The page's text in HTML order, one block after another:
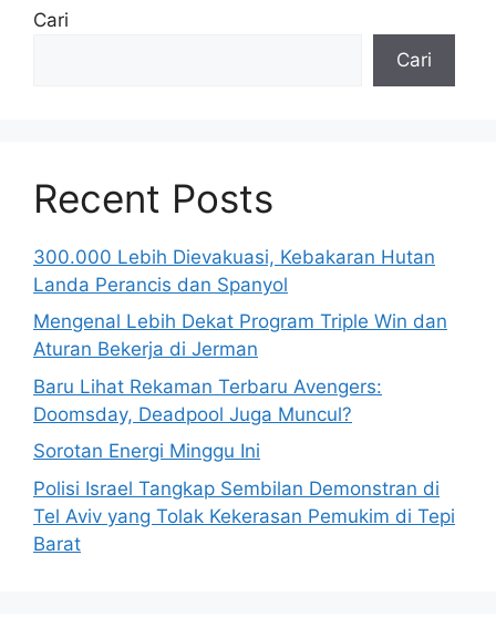
Cari
Cari
Recent Posts
300.000 Lebih Dievakuasi, Kebakaran Hutan
Landa Perancis dan Spanyol
Mengenal Lebih Dekat Program Triple Win dan
Aturan Bekerja di Jerman
Baru Lihat Rekaman Terbaru Avengers:
Doomsday, Deadpool Juga Muncul?
Sorotan Energi Minggu Ini
Polisi Israel Tangkap Sembilan Demonstran di
Tel Aviv yang Tolak Kekerasan Pemukim di Tepi
Barat